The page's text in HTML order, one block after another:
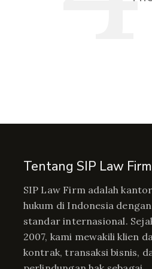
Tentang SIP Law Firm
SIP Law Firm adalah kantor
hukum di Indonesia dengan
standar internasional.
2007, kami mewakili klien
kontrak, transaksi bisnis,